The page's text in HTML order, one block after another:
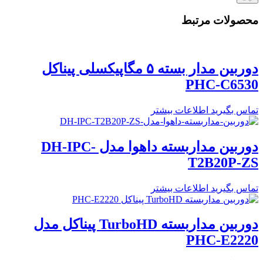
محصولات مرتبط
دوربین مدار بسته ۵ مگاپیکسلی پیناکل
PHC-C6530
تماس بگیرید اطلاعات بیشتر
دوربین مداربسته داهوا مدل DH-IPC-
T2B20P-ZS
تماس بگیرید اطلاعات بیشتر
دوربین مداربسته TurboHD پیناکل مدل
PHC-E2220